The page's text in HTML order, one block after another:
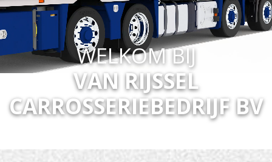
WELKOM BIJ
VAN RIJSSEL
CARROSSERIEBEDRIJF BV